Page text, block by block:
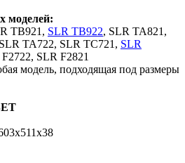
моделей:
TB921, SLR TB922, SLR TA821,
TA722, SLR TC721, SLR
SLR F2821
модель, подходящая под размеры